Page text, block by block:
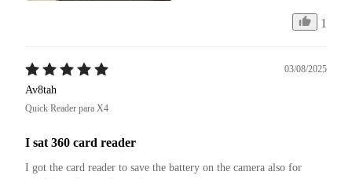
1
03/08/2025
Av8tah
Quick Reader para X4
I sat 360 card reader
I got the card reader to save the battery on the camera also for